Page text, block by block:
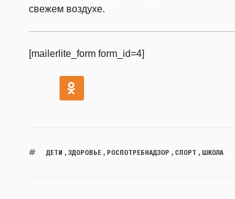
свежем воздухе.
[mailerlite_form form_id=4]
ДЕТИ ЗДОРОВЬЕ, РОСПОТРЕБНАДЗОР СПОРТ ШКОЛА